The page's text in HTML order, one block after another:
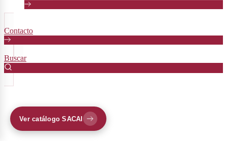
Ver catálogo SACAI
Contacto
Buscar